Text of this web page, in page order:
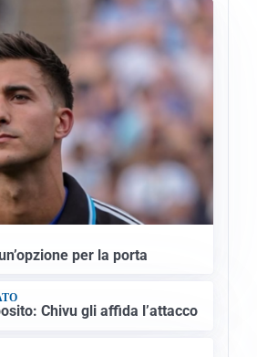
per la porta
Chivu gli affida l’attacco